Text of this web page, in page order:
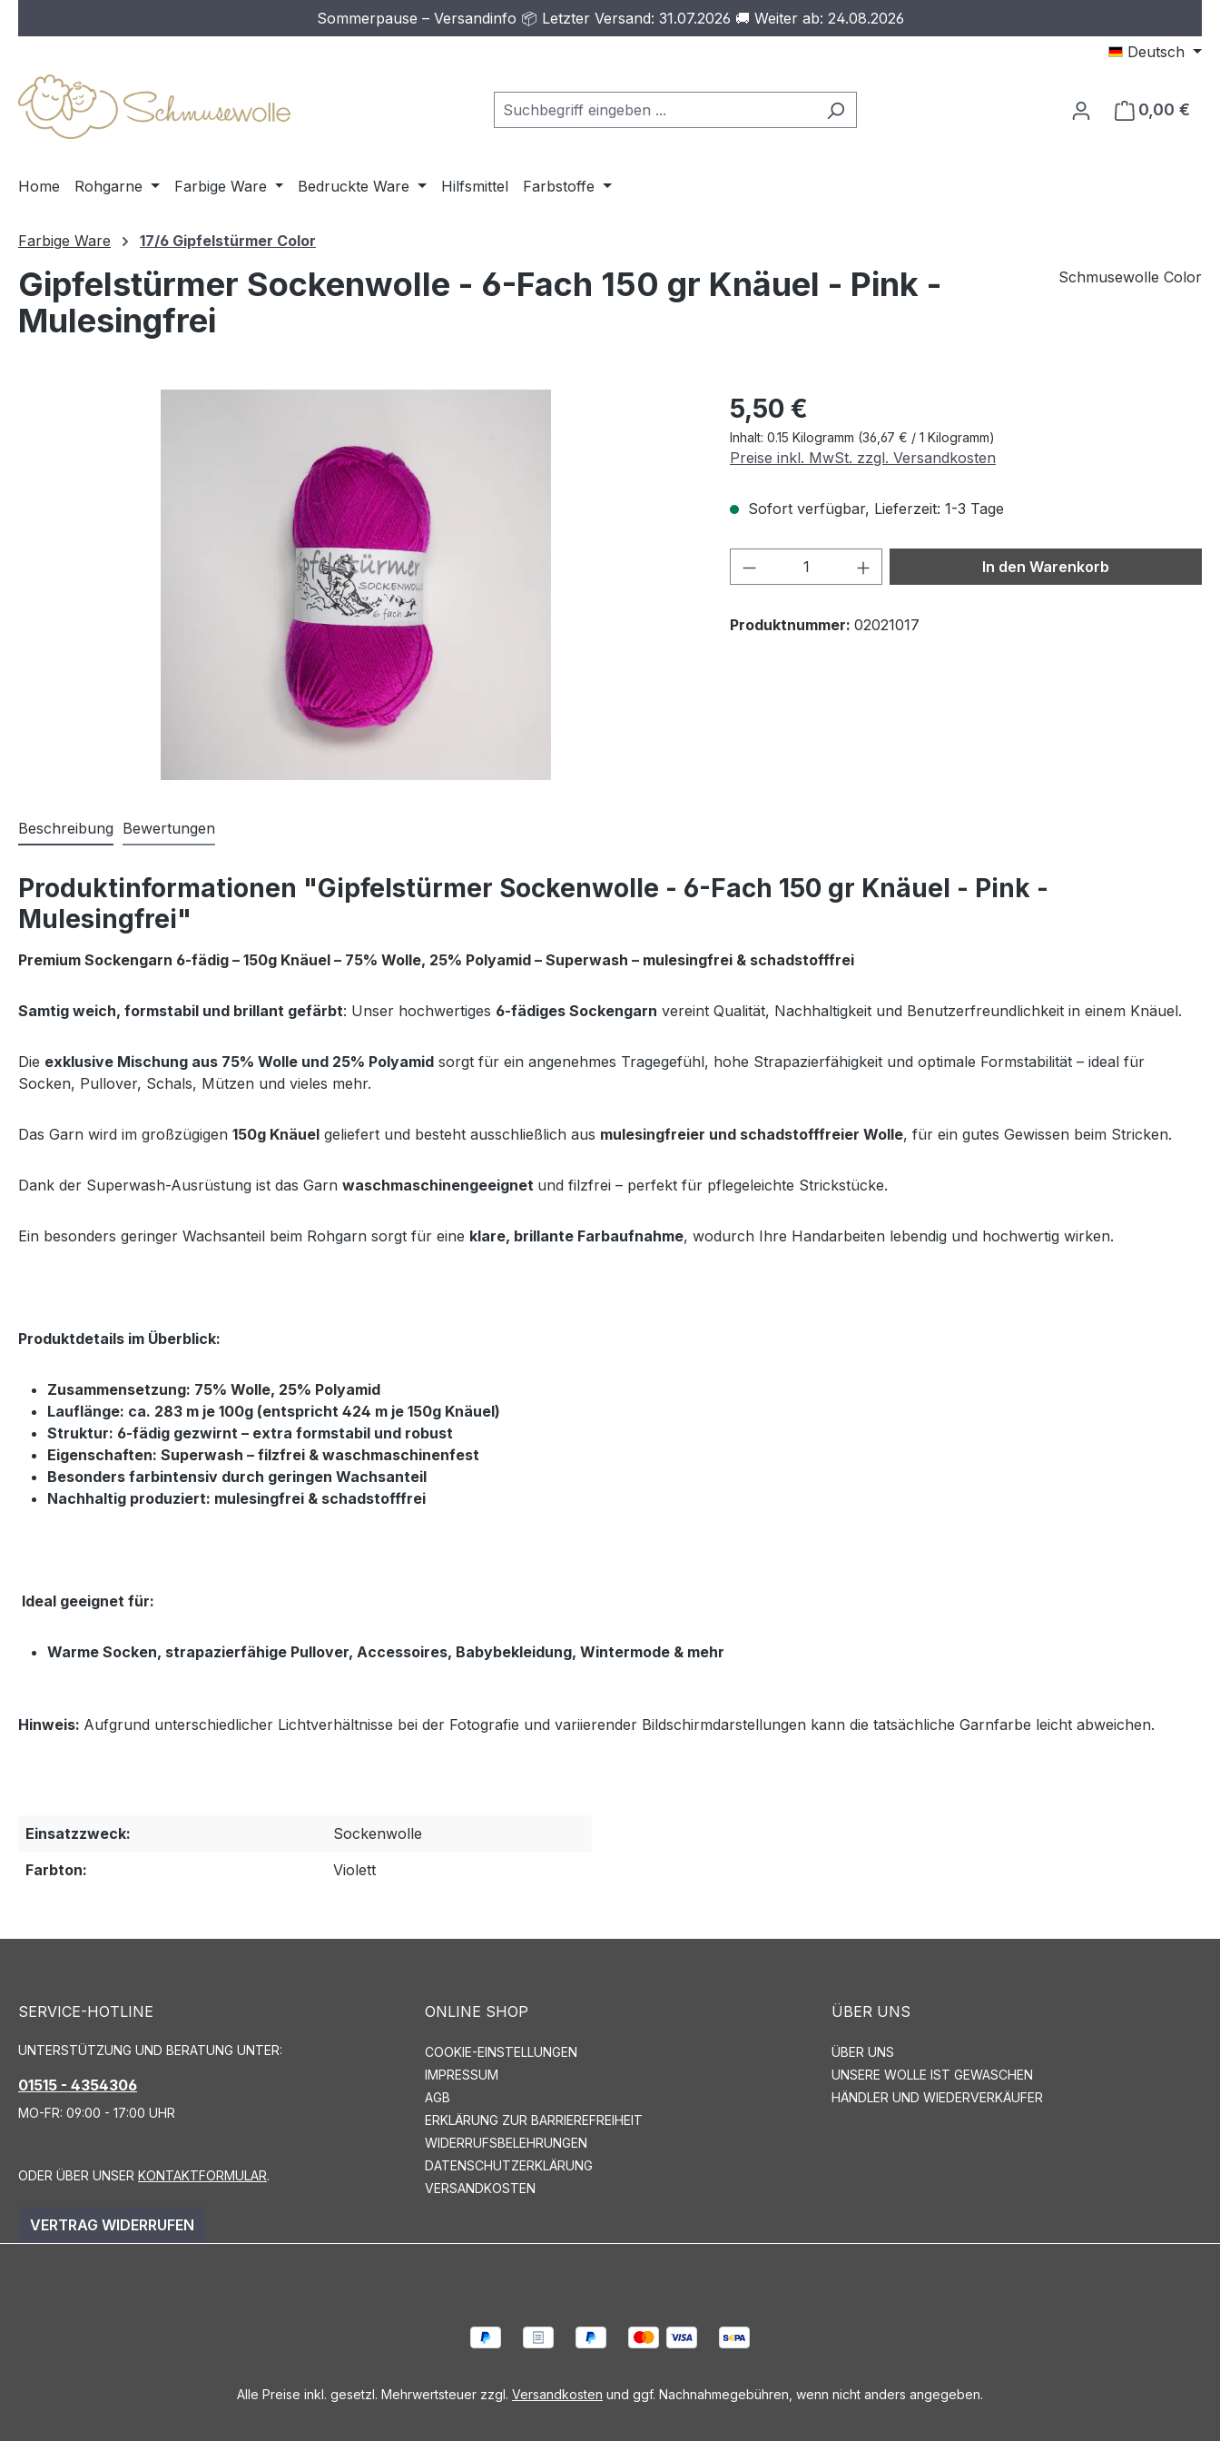
Sommerpause – Versandinfo 📦 Letzter Versand: 31.07.2026 🚚 Weiter ab: 24.08.2026
Deutsch
0,00 €
Home Rohgarne Farbige Ware Bedruckte Ware Hilfsmittel Farbstoffe
Farbige Ware 17/6 Gipfelstürmer Color
Gipfelstürmer Sockenwolle - 6-Fach 150 gr Knäuel - Pink -
Mulesingfrei
Schmusewolle Color
Regulärer Preis:
5,50 €
Inhalt: 0.15 Kilogramm (36,67 € / 1 Kilogramm)
Preise inkl. MwSt. zzgl. Versandkosten
Sofort verfügbar, Lieferzeit: 1-3 Tage
Produkt Anzahl: Gib den gewünschten Wert
In den Warenkorb
Produktnummer: 02021017
Beschreibung Bewertungen
Produktinformationen "Gipfelstürmer Sockenwolle - 6-Fach 150 gr Knäuel - Pink -
Mulesingfrei"
Premium Sockengarn 6-fädig – 150g Knäuel – 75% Wolle, 25% Polyamid – Superwash – mulesingfrei & schadstofffrei
Samtig weich, formstabil und brillant gefärbt: Unser hochwertiges 6-fädiges Sockengarn vereint Qualität, Nachhaltigkeit und Benutzerfreundlichkeit in einem Knäuel.
Die exklusive Mischung aus 75% Wolle und 25% Polyamid sorgt für ein angenehmes Tragegefühl, hohe Strapazierfähigkeit und optimale Formstabilität – ideal für
Socken, Pullover, Schals, Mützen und vieles mehr.
Das Garn wird im großzügigen 150g Knäuel geliefert und besteht ausschließlich aus mulesingfreier und schadstofffreier Wolle, für ein gutes Gewissen beim Stricken.
Dank der Superwash-Ausrüstung ist das Garn waschmaschinengeeignet und filzfrei – perfekt für pflegeleichte Strickstücke.
Ein besonders geringer Wachsanteil beim Rohgarn sorgt für eine klare, brillante Farbaufnahme, wodurch Ihre Handarbeiten lebendig und hochwertig wirken.
Produktdetails im Überblick:
Zusammensetzung: 75% Wolle, 25% Polyamid
Lauflänge: ca. 283 m je 100g (entspricht 424 m je 150g Knäuel)
Struktur: 6-fädig gezwirnt – extra formstabil und robust
Eigenschaften: Superwash – filzfrei & waschmaschinenfest
Besonders farbintensiv durch geringen Wachsanteil
Nachhaltig produziert: mulesingfrei & schadstofffrei
Ideal geeignet für:
Warme Socken, strapazierfähige Pullover, Accessoires, Babybekleidung, Wintermode & mehr
Hinweis: Aufgrund unterschiedlicher Lichtverhältnisse bei der Fotografie und variierender Bildschirmdarstellungen kann die tatsächliche Garnfarbe leicht abweichen.
Einsatzzweck:
Sockenwolle
Farbton:
Violett
SERVICE-HOTLINE
UNTERSTÜTZUNG UND BERATUNG UNTER:
01515 - 4354306
MO-FR: 09:00 - 17:00 UHR
ODER ÜBER UNSER KONTAKTFORMULAR.
VERTRAG WIDERRUFEN
ONLINE SHOP
COOKIE-EINSTELLUNGEN
IMPRESSUM
AGB
ERKLÄRUNG ZUR BARRIEREFREIHEIT
WIDERRUFSBELEHRUNGEN
DATENSCHUTZERKLÄRUNG
VERSANDKOSTEN
ÜBER UNS
ÜBER UNS
UNSERE WOLLE IST GEWASCHEN
HÄNDLER UND WIEDERVERKÄUFER
Alle Preise inkl. gesetzl. Mehrwertsteuer zzgl. Versandkosten und ggf. Nachnahmegebühren, wenn nicht anders angegeben.